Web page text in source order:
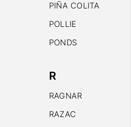
PIÑA COLITA
POLLIE
PONDS
R
RAGNAR
RAZAC